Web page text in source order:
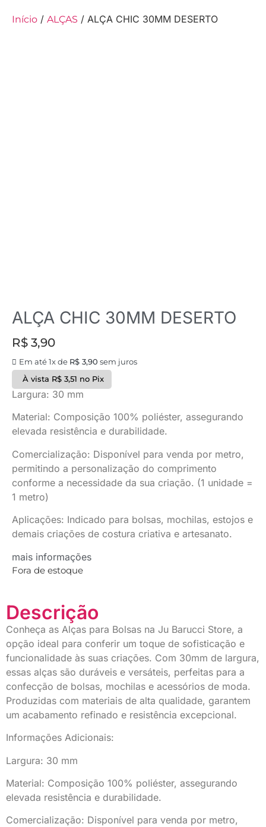
Início / ALÇAS / ALÇA CHIC 30MM DESERTO
ALÇA CHIC 30MM DESERTO
R$ 3,90
Em até 1x de R$ 3,90 sem juros
À vista R$3,51 no Pix
Largura: 30 mm
Material: Composição 100% poliéster, assegurando
elevada resistência e durabilidade.
Comercialização: Disponível para venda por metro,
permitindo a personalização do comprimento
conforme a necessidade da sua criação. (1 unidade =
1 metro)
Aplicações: Indicado para bolsas, mochilas, estojos e
demais criações de costura criativa e artesanato.
mais informações
Fora de estoque
Descrição
Conheça as Alças para Bolsas na Ju Barucci Store, a
opção ideal para conferir um toque de sofisticação e
funcionalidade às suas criações. Com 30mm de largura,
essas alças são duráveis e versáteis, perfeitas para a
confecção de bolsas, mochilas e acessórios de moda.
Produzidas com materiais de alta qualidade, garantem
um acabamento refinado e resistência excepcional.
Informações Adicionais:
Largura: 30 mm
Material: Composição 100% poliéster, assegurando
elevada resistência e durabilidade.
Comercialização: Disponível para venda por metro,